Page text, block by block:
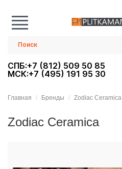
СПБ:+7 (812) 509 50 85
МСК:+7 (495) 191 95 30
Главная Бренды Zodiac Ceramica
Zodiac Ceramica